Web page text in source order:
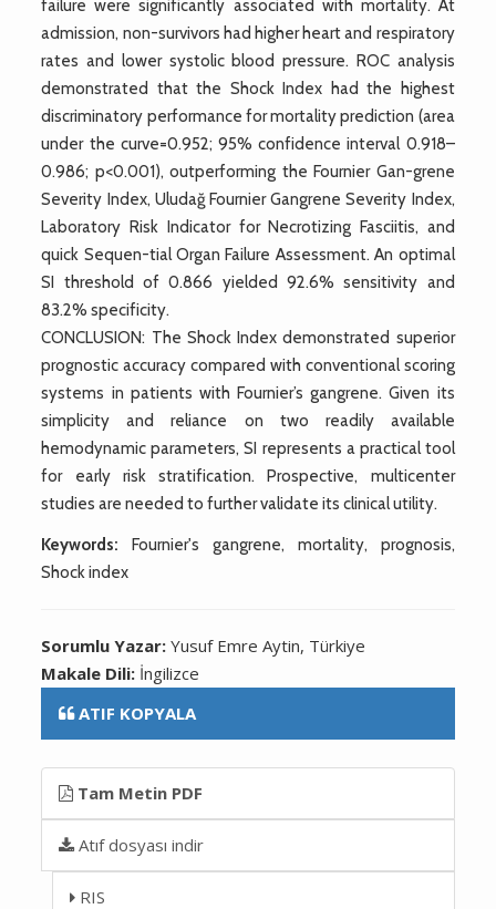
failure were significantly associated with mortality. At
admission, non-survivors had higher heart and respiratory
rates and lower systolic blood pressure. ROC analysis
demonstrated that the Shock Index had the highest
discriminatory performance for mortality prediction (area
under the curve=0.952; 95% confidence interval 0.918–
0.986; p<0.001), outperforming the Fournier Gan-grene
Severity Index, Uludağ Fournier Gangrene Severity Index,
Laboratory Risk Indicator for Necrotizing Fasciitis, and
quick Sequen-tial Organ Failure Assessment. An optimal
SI threshold of 0.866 yielded 92.6% sensitivity and
83.2% specificity.
CONCLUSION: The Shock Index demonstrated superior
prognostic accuracy compared with conventional scoring
systems in patients with Fournier’s gangrene. Given its
simplicity and reliance on two readily available
hemodynamic parameters, SI represents a practical tool
for early risk stratification. Prospective, multicenter
studies are needed to further validate its clinical utility.
Keywords: Fournier's gangrene, mortality, prognosis,
Shock index
Sorumlu Yazar:Yusuf Emre Aytin, Türkiye
Makale Dili: İngilizce
ATIF KOPYALA
Tam Metin PDF
Atıf dosyası indir
RIS